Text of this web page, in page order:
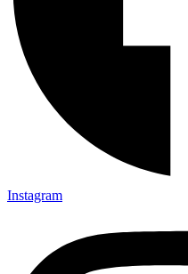
Instagram